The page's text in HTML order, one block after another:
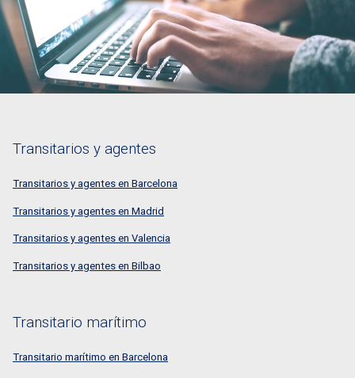
Transitarios y agentes
Transitarios y agentes en Barcelona
Transitarios y agentes en Madrid
Transitarios y agentes en Valencia
Transitarios y agentes en Bilbao
Transitario marítimo
Transitario marítimo en Barcelona